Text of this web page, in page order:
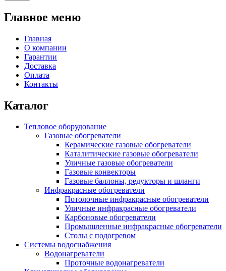
Главное меню
Главная
О компании
Гарантии
Доставка
Оплата
Контакты
Каталог
Тепловое оборудование
Газовые обогреватели
Керамические газовые обогреватели
Каталитические газовые обогреватели
Уличные газовые обогреватели
Газовые конвекторы
Газовые баллоны, редукторы и шланги
Инфракрасные обогреватели
Потолочные инфракрасные обогреватели
Уличные инфракрасные обогреватели
Карбоновые обогреватели
Промышленные инфракрасные обогреватели
Столы с подогревом
Системы водоснабжения
Водонагреватели
Проточные водонагреватели